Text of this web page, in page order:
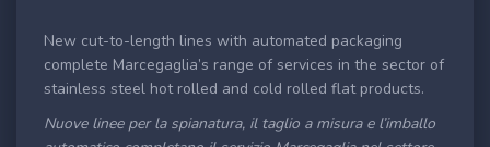
New cut-to-length lines with automated packaging
complete Marcegaglia’s range of services in the sector of
stainless steel hot rolled and cold rolled flat products.
Nuove linee per la spianatura, il taglio a misura e l’imballo